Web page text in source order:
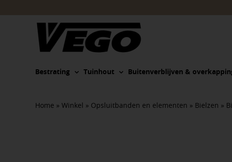
Bestrating Tuinhout Buitenverblijven &
Home » Winkel » Opsluitbanden en elementen » Bielzen »